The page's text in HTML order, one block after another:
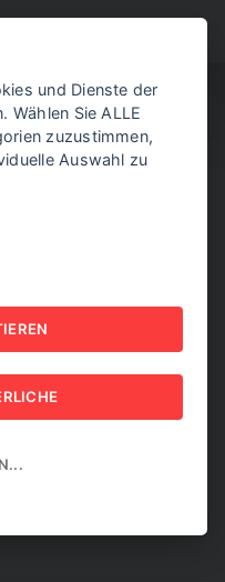
02,
und Dienste der
Wählen Sie ALLE
zuzustimmen,
Auswahl zu